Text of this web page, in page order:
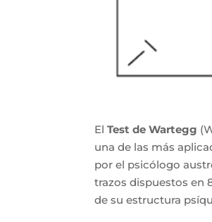
ElTest de Wartegg
una de las más
por el psicólogo
trazos dispuestos en
de su estructura